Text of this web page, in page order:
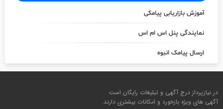
آموزش بازاریابی پیامکی
نمایندگی پنل اس ام اس
ارسال پیامک انبوه
در نیازپرداز درج آگهی و تبلیغات رایگان است
آگهی های ویژه بازخورد و امکانات بیشتری دارند.